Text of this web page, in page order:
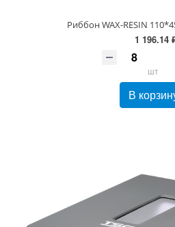
Риббон WAX-RESIN
1 196.14
шт
В